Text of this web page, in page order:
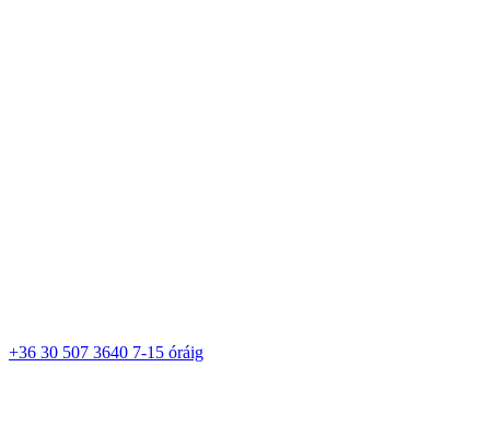
+36 30 507 3640 7-15 óráig